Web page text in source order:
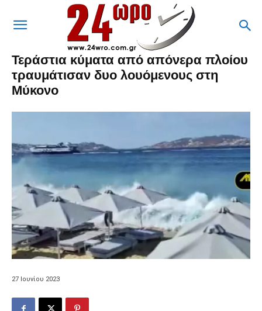
Τεράστια κύματα από απόνερα πλοίου
τραυμάτισαν δυο λουόμενους στη
Μύκονο
27 Ιουνίου 2023